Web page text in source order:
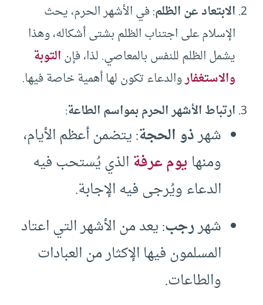
الابتعاد عن الظلم: في الأشهر الحرم، يحث
الإسلام على اجتناب الظلم بشتى أشكاله، وهذا
يشمل الظلم للنفس بالمعاصي. لذا، فإنالتوبة
والاستغفاروالدعاء تكون لها أهمية خاصة فيها.
ارتباط الأشهر الحرم بمواسم الطاعة:
شهرذو الحجة: يتضمن أعظم الأيام،
ومنها يوم عرفة الذي يُستحب فيه
الدعاء ويُرجى فيه الإجابة.
شهررجب: يعد من الأشهر التي اعتاد
المسلمون فيها الإكثار من العبادات
والطاعات.